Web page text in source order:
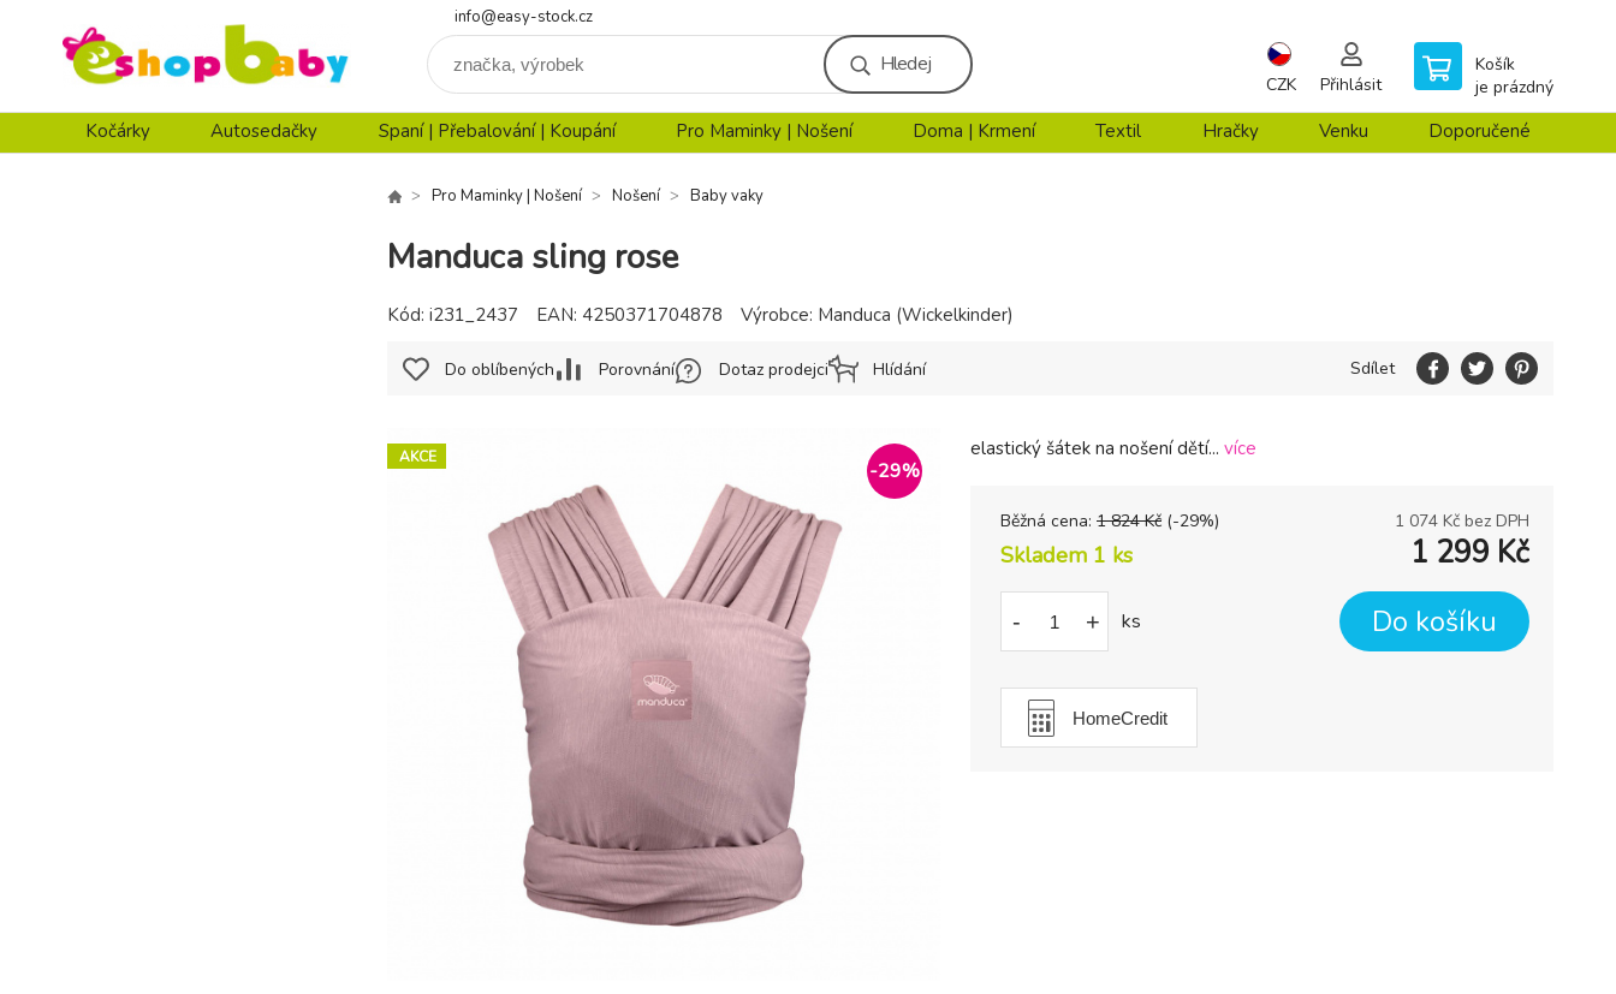
info@easy-stock.cz
Hledej
CZK Přihlásit
Košík
je prázdný
Kočárky Autosedačky Spaní | Přebalování | Koupání Pro Maminky | Nošení Doma | Krmení Textil Hračky Venku Doporučené
Pro Maminky | Nošení Nošení Baby vaky
Manduca sling rose
AKCE
-29%
elastický šátek na nošení dětí... více
Běžná cena: 1 824 Kč (-29%) 1 074 Kč bez DPH
Skladem 1 ks 1 299 Kč
- + ks Do košíku
HomeCredit
Kód: i231_2437 EAN: 4250371704878 Výrobce: Manduca (Wickelkinder)
Do oblíbených Porovnání Dotaz prodejci Hlídání Sdílet